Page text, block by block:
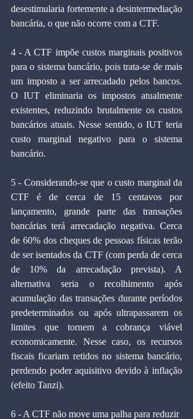
desestimularia fortemente a desintermediação
bancária, o que não ocorre com a CTF.
4 - A CTF impõe custos marginais positivos
para o sistema bancário, pois trata-se de mais
um imposto a ser arrecadado pelos bancos.
O IUT eliminaria os impostos atualmente
existentes, reduzindo brutalmente os custos
bancários atuais. Nesse sentido, o IUT teria
custo marginal negativo para o sistema
bancário.
5 - Considerando-se que o custo marginal da
CTF é de cerca de 15 centavos por
lançamento, grande parte das transações
bancárias terá arrecadação negativa. Cerca
de 60% dos cheques de pessoas físicas terão
de ser isentados da CTF (com perda de cerca
de 10% da arrecadação prevista). A
alternativa seria o recolhimento após
acumulação das transações durante períodos
predeterminados ou após ultrapassarem os
limites que tornem a cobrança viável
economicamente. Nesse caso, os recursos
fiscais ficariam retidos no sistema bancário,
perdendo poder aquisitivo devido à inflação
(efeito Tanzi).
6 - A CTF não move uma palha para reduzir